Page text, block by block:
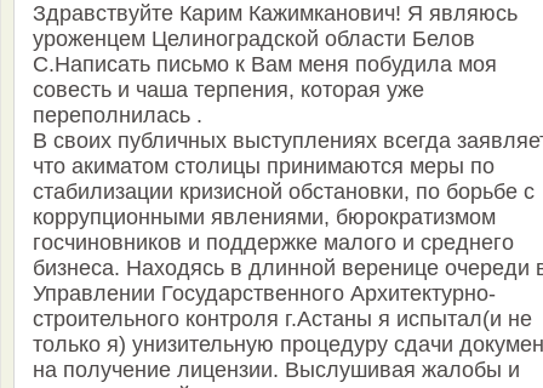
Здравствуйте Карим Кажимканович! Я являюсь
уроженцем Целиноградской области Белов
С.Написать письмо к Вам меня побудила моя
совесть и чаша терпения, которая уже
переполнилась .
В своих публичных выступлениях всегда
что акиматом столицы принимаются меры по
стабилизации кризисной обстановки, по борьбе с
коррупционными явлениями, бюрократизмом
госчиновников и поддержке малого и среднего
бизнеса. Находясь в длинной веренице очереди
Управлении Государственного Архитектурно-
строительного контроля г.Астаны я испытал(и не
только я) унизительную процедуру сдачи
на получение лицензии. Выслушивая жалобы и